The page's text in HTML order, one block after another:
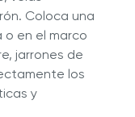
Coloca una
o en el marco
jarrones de
los
y